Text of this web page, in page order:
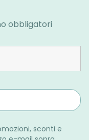
obbligatori
sconti e